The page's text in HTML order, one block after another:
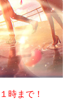
時まで！